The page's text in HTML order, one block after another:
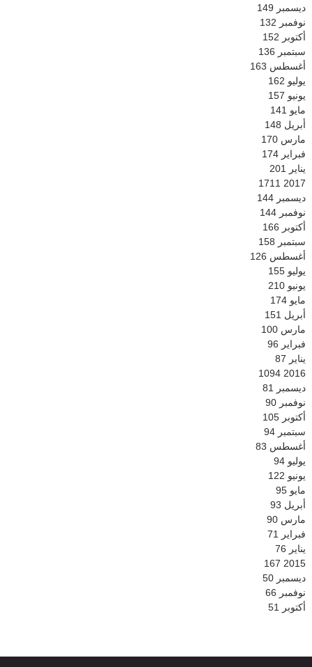
ديسمبر 149
نوفمبر 132
أكتوبر 152
سبتمبر 136
أغسطس 163
يوليو 162
يونيو 157
مايو 141
أبريل 148
مارس 170
فبراير 174
يناير 201
2017
1711
ديسمبر 144
نوفمبر 144
أكتوبر 166
سبتمبر 158
أغسطس 126
يوليو 155
يونيو 210
مايو 174
أبريل 151
مارس 100
فبراير 96
يناير 87
2016
1094
ديسمبر 81
نوفمبر 90
أكتوبر 105
سبتمبر 94
أغسطس 83
يوليو 94
يونيو 122
مايو 95
أبريل 93
مارس 90
فبراير 71
يناير 76
2015
167
ديسمبر 50
نوفمبر 66
أكتوبر 51